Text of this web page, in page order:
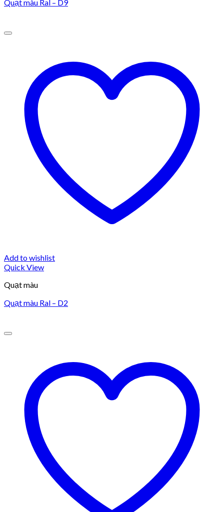
Quạt màu Ral – D9
Add to wishlist
Quick View
Quạt màu
Quạt màu Ral – D2